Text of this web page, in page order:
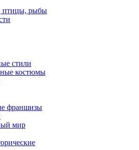
птицы, рыбы
стили
костюмы
франшизы
мир